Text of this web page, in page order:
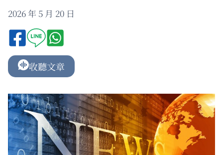
2026 年 5 月 20 日
收聽文章